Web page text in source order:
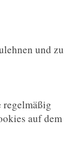
und zu
auf dem